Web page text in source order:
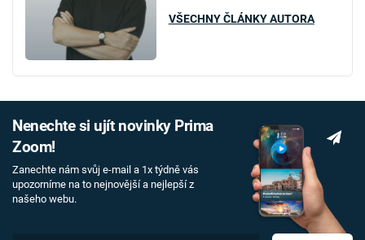
VŠECHNY ČLÁNKY AUTORA
Nenechte si ujít novinky Prima
Zoom!
Zanechte nám svůj e-mail a 1x týdně vás
upozorníme na to nejnovější a nejlepší z
našeho webu.